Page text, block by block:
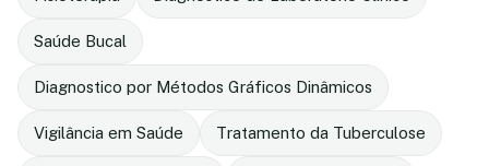
Saúde Bucal
Diagnostico por Métodos Gráficos Dinâmicos
Vigilância em Saúde Tratamento da Tuberculose